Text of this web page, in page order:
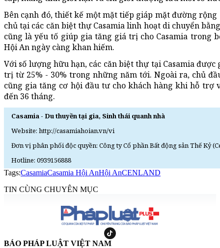
Bên cạnh đó, thiết kế một mặt tiếp giáp mặt đường
chủ tại các căn biệt thự Casamia linh hoạt di chuyển
cũng là yếu tố giúp gia tăng giá trị cho Casamia trong
Hội An ngày càng khan hiếm.
Với số lượng hữu hạn, các căn biệt thự tại Casamia
trị từ 25% - 30% trong những năm tới. Ngoài ra, chủ
cũng gia tăng cơ hội đầu tư cho khách hàng khi hỗ trợ
đến 36 tháng.
Casamia - Du thuyền tại gia, Sinh thái quanh nhà
Website: http://casamiahoian.vn/vi
Đơn vị phân phối độc quyền: Công ty Cổ phần Bất động sản Thế Kỷ
Hotline: 0939156888
Tags:CasamiaCasamia Hội AnHội AnCENLAND
TIN CÙNG CHUYÊN MỤC
BÁO PHÁP LUẬT VIỆT NAM